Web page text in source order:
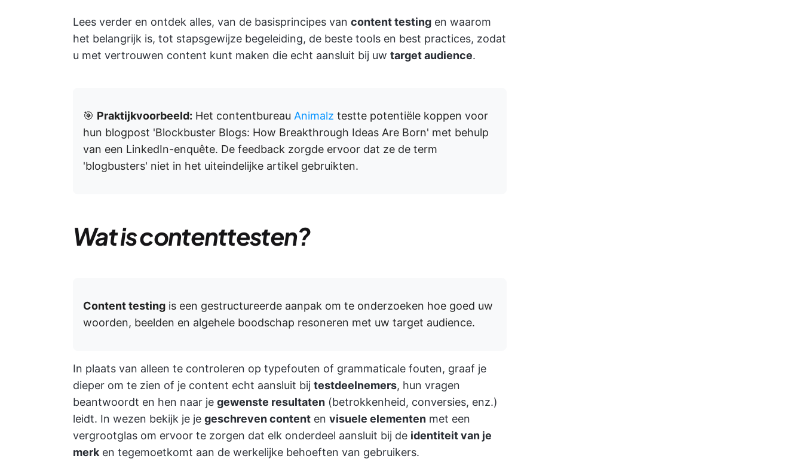
Lees verder en ontdek alles, van de basisprincipes van content testing en waarom
het belangrijk is, tot stapsgewijze begeleiding, de beste tools en best practices, zodat
u met vertrouwen content kunt maken die echt aansluit bij uw target audience.
🎯 Praktijkvoorbeeld: Het contentbureau Animalz testte potentiële koppen voor
hun blogpost 'Blockbuster Blogs: How Breakthrough Ideas Are Born' met behulp
van een LinkedIn-enquête. De feedback zorgde ervoor dat ze de term
'blogbusters' niet in het uiteindelijke artikel gebruikten.
Wat is contenttesten?
Content testing is een gestructureerde aanpak om te onderzoeken hoe goed uw
woorden, beelden en algehele boodschap resoneren met uw target audience.
In plaats van alleen te controleren op typefouten of grammaticale fouten, graaf je
dieper om te zien of je content echt aansluit bij testdeelnemers, hun vragen
beantwoordt en hen naar je gewenste resultaten (betrokkenheid, conversies, enz.)
leidt. In wezen bekijk je je geschreven content en visuele elementen met een
vergrootglas om ervoor te zorgen dat elk onderdeel aansluit bij de identiteit van je
merk en tegemoetkomt aan de werkelijke behoeften van gebruikers.